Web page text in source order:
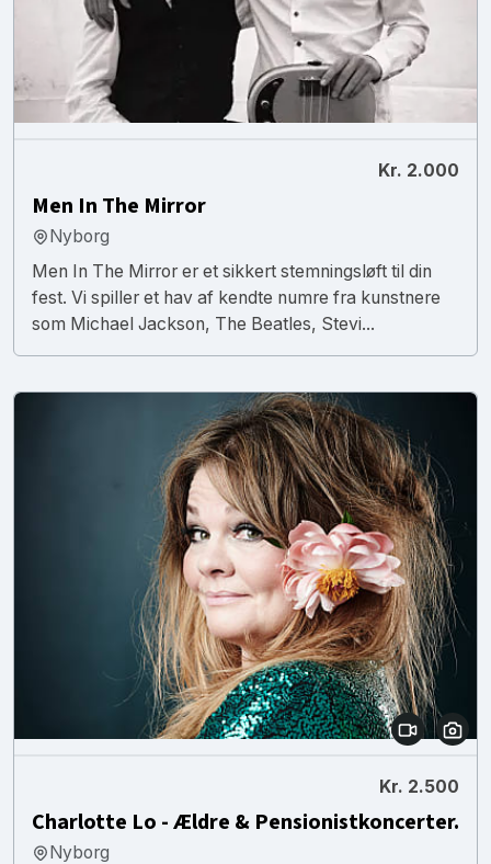
Kr. 2.000
Men In The Mirror
Nyborg
Men In The Mirror er et sikkert stemningsløft til din
fest. Vi spiller et hav af kendte numre fra kunstnere
som Michael Jackson, The Beatles, Stevi...
Kr. 2.500
Charlotte Lo - Ældre & Pensionistkoncerter.
Nyborg